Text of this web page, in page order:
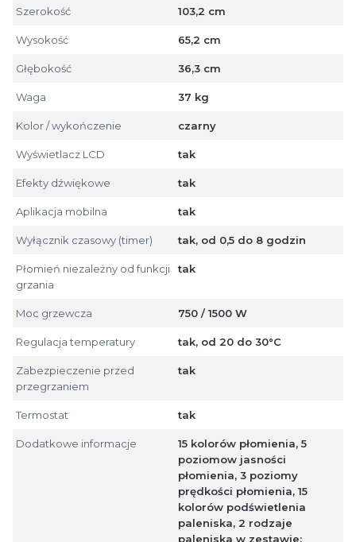
Szerokość 103,2 cm
Wysokość 65,2 cm
Głębokość 36,3 cm
Waga 37 kg
Kolor / wykończenie czarny
Wyświetlacz LCD tak
Efekty dźwiękowe tak
Aplikacja mobilna tak
Wyłącznik czasowy (timer) tak, od 0,5 do 8 godzin
Płomień niezależny od funkcji
grzania
tak
Moc grzewcza 750 / 1500 W
Regulacja temperatury tak, od 20 do 30°C
Zabezpieczenie przed
przegrzaniem
tak
Termostat tak
Dodatkowe informacje
15 kolorów płomienia, 5
poziomow jasności
płomienia, 3 poziomy
prędkości płomienia, 15
kolorów podświetlenia
paleniska, 2 rodzaje
paleniska w zestawie: